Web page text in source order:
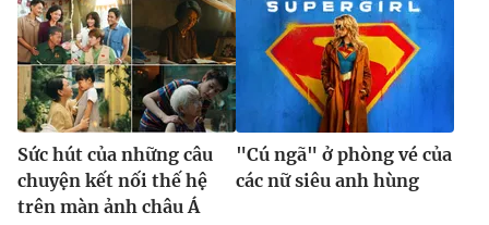
Sức hút của những câu
chuyện kết nối thế hệ
trên màn ảnh châu Á
"Cú ngã" ở phòng vé của
các nữ siêu anh hùng